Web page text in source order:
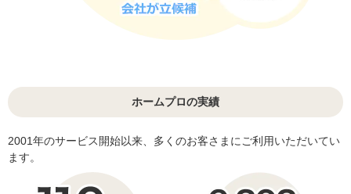
ホームプロの実績
2001年のサービス開始以来、多くのお客さまにご利用いただいてい
ます。